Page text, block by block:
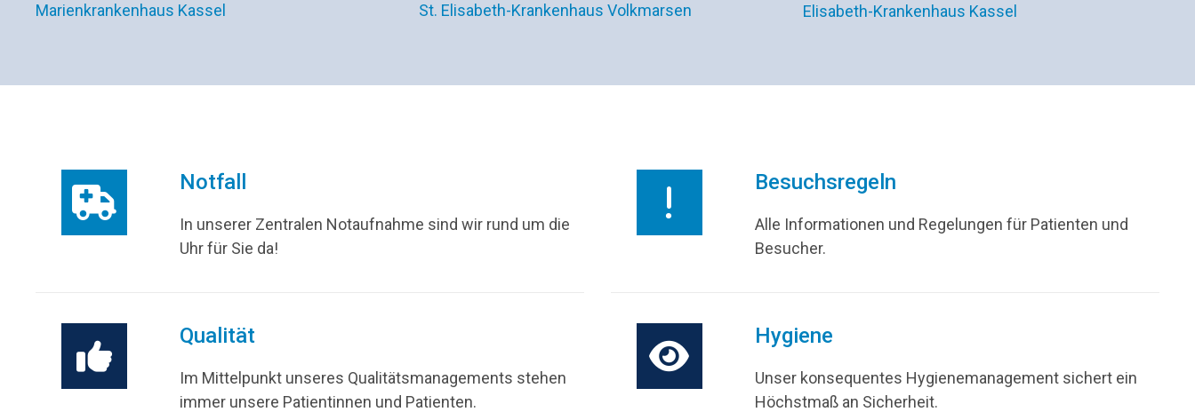
Marienkrankenhaus Kassel St. Elisabeth-Krankenhaus Volkmarsen Elisabeth-Krankenhaus Kassel
Notfall
In unserer Zentralen Notaufnahme sind wir rund um die
Uhr für Sie da!
Besuchsregeln
Alle Informationen und Regelungen für Patienten und
Besucher.
Qualität
Im Mittelpunkt unseres Qualitätsmanagements stehen
immer unsere Patientinnen und Patienten.
Hygiene
Unser konsequentes Hygienemanagement sichert ein
Höchstmaß an Sicherheit.